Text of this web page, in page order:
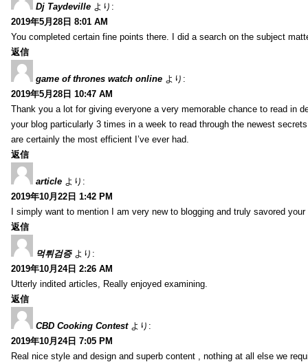
Dj Taydeville より:
2019年5月28日 8:01 AM
You completed certain fine points there. I did a search on the subject
返信
game of thrones watch online より:
2019年5月28日 10:47 AM
Thank you a lot for giving everyone a very memorable chance to read in
your blog particularly 3 times in a week to read through the newest
are certainly the most efficient I’ve ever had.
返信
article より:
2019年10月22日 1:42 PM
I simply want to mention I am very new to blogging and truly savored
返信
먹튀검증 より:
2019年10月24日 2:26 AM
Utterly indited articles, Really enjoyed examining.
返信
CBD Cooking Contest より:
2019年10月24日 7:05 PM
Real nice style and design and superb content , nothing at all else we